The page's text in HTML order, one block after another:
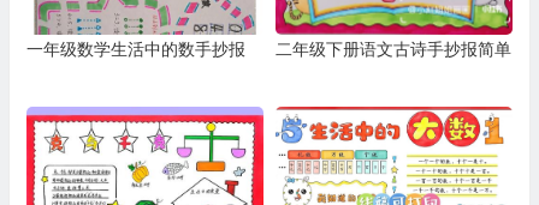
一年级数学生活中的数手抄报 二年级下册语文古诗手抄报简单